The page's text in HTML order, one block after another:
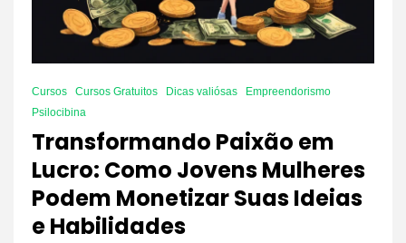
Cursos Cursos Gratuitos Dicas valiósas
Empreendorismo
Psilocibina
Transformando Paixão em
Lucro: Como Jovens Mulheres
Podem Monetizar Suas Ideias
e Habilidades